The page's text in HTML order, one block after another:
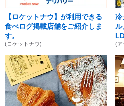
【ロケットナウ】が利用できる
食べログ掲載店舗をご紹介しま
す。
(ロケットナウ)
冷
ル
(ア